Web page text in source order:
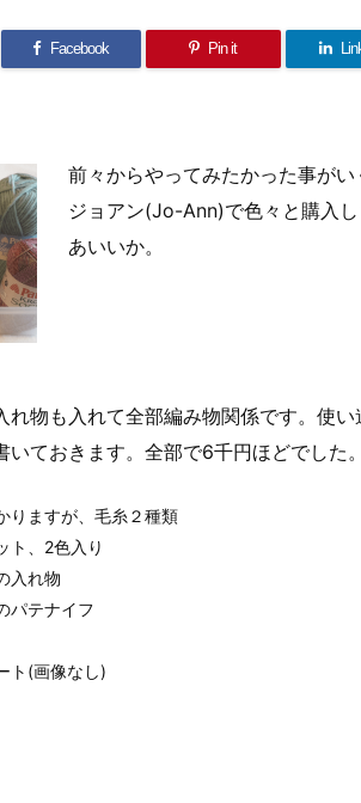
Facebook Pin it
前々からやってみたかった事が
ジョアン(Jo-Ann)で色々と購入
あいいか。
れ物も入れて全部編み物関係です。使
いておきます。全部で6千円ほどでした。
りますが、毛糸２種類
ト、2色入り
入れ物
パテナイフ
ト(画像なし)